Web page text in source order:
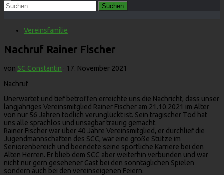
Suchen
nach:
Vereinsfamilie
Nachruf Rainer Fischer
von SC Constantin · 17. November 2021
Nachruf
Unerwartet und tief betroffen erreichte uns die Nachricht, dass unser
langjähriges Vereinsmitglied Rainer Fischer am 21.10.2021 im Alter
von nur 56 Jahren tödlich verunglückt ist. Sein tragischer Tod hat
uns alle sprachlos und unsagbar traurig gemacht.
Rainer Fischer war über 40 Jahre Vereinsmitglied, er durchlief die
Jugendmannschaften des SCC, war eine große Stütze im
Seniorenbereich und beendete seine sportliche Karriere bei den
Alten Herren. Er blieb dem SCC aber weiterhin verbunden und war
nicht nur gern gesehener Gast bei den sonntäglichen Spielen
sondern auch bei den vereinseigenen Feiern.